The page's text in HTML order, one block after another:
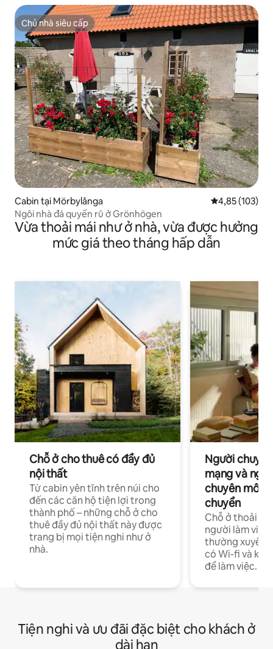
Chủ nhà siêu cấp
Chủ nhà siêu cấp
Cabin tại Mörbylånga Xếp hạng
4,85 (103)
Ngôi nhà đá quyến rũ ở Grönhögen
Vừa thoải mái như ở nhà, vừa được hưởng
mức giá theo tháng hấp dẫn
Chỗ ở cho thuê có đầy đủ
nội thất
Từ cabin yên tĩnh trên núi cho
đến các căn hộ tiện lợi trong
thành phố – những chỗ ở cho
thuê đầy đủ nội thất này được
trang bị mọi tiện nghi như ở
nhà.
Người
mạng và
chuyên môn
chuyển
Chỗ ở thoải
người làm việc
thường xuyên
có Wi-fi và
để làm việc.
Tiện nghi và ưu đãi đặc biệt cho khách ở
dài hạn